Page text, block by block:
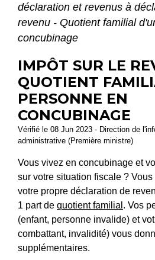
déclaration et revenus à
revenu - Quotient familial
concubinage
IMPÔT SUR LE
QUOTIENT
PERSONNE EN
CONCUBINAGE
Vérifié le 08 Jun 2023 - Direction de
administrative (Première ministre)
Vous vivez en concubinage et
sur votre situation fiscale ?
votre propre déclaration de
1 part de quotient familial . Vos
(enfant, personne invalide) et
combattant, invalidité) vous
supplémentaires.